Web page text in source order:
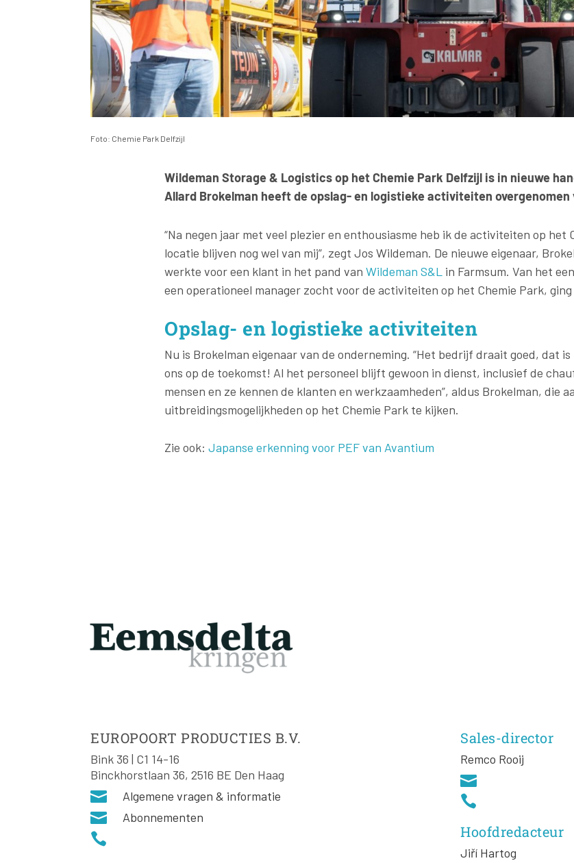
Foto: Chemie Park Delfzijl
Wildeman Storage & Logistics op het Chemie Park Delfzijl is in nieuwe
Allard Brokelman heeft de opslag- en logistieke activiteiten overgenomen
“Na negen jaar met veel plezier en enthousiasme heb ik de activiteiten op het
locatie blijven nog wel van mij”, zegt Jos Wildeman. De nieuwe eigenaar,
werkte voor een klant in het pand van Wildeman S&L in Farmsum. Van het
een operationeel manager zocht voor de activiteiten op het Chemie Park,
Opslag- en logistieke activiteiten
Nu is Brokelman eigenaar van de onderneming. “Het bedrijf draait goed, dat
ons op de toekomst! Al het personeel blijft gewoon in dienst, inclusief de
mensen en ze kennen de klanten en werkzaamheden”, aldus Brokelman, die
uitbreidingsmogelijkheden op het Chemie Park te kijken.
Zie ook: Japanse erkenning voor PEF van Avantium
EUROPOORT PRODUCTIES B.V.
Bink 36 | C1 14-16
Binckhorstlaan 36, 2516 BE Den Haag
 Algemene vragen & informatie
 Abonnementen

Sales-director
Remco Rooij


Hoofdredacteur
Jiří Hartog